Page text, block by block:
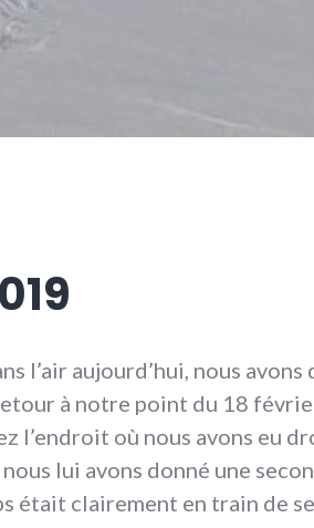
l’air aujourd’hui, nous
à notre point du 18
l’endroit où nous avons eu
nous lui avons donné une
était clairement en train de se